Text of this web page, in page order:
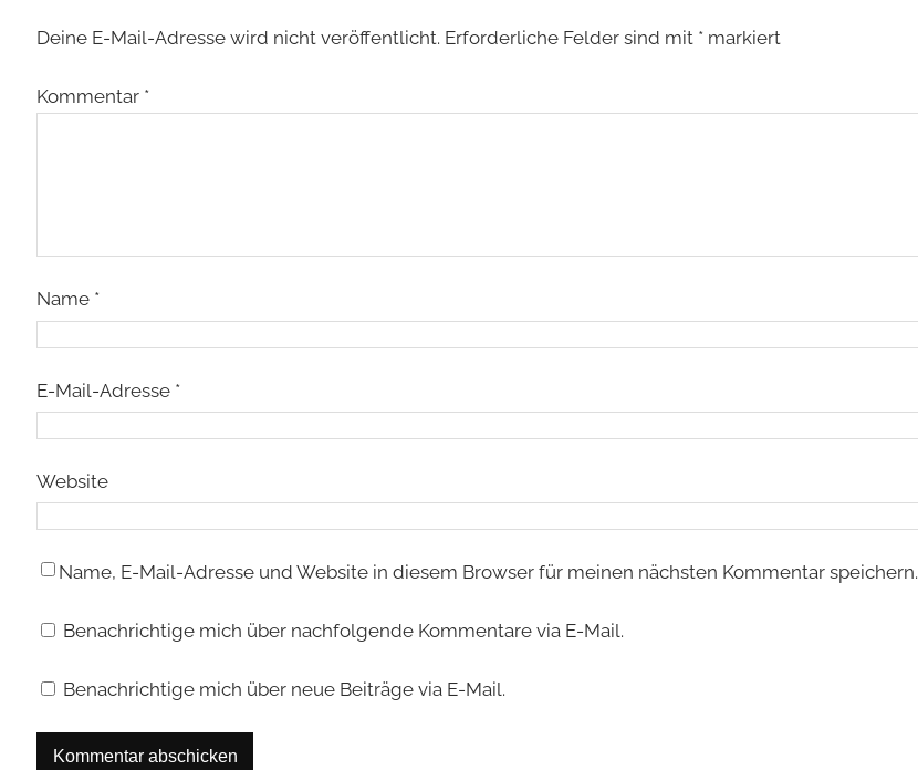
Deine E-Mail-Adresse wird nicht veröffentlicht. Erforderliche Felder sind mit *markiert
Kommentar *
Name *
E-Mail-Adresse *
Website
Name, E-Mail-Adresse und Website in diesem Browser für meinen nächsten Kommentar speichern.
Benachrichtige mich über nachfolgende Kommentare via E-Mail.
Benachrichtige mich über neue Beiträge via E-Mail.